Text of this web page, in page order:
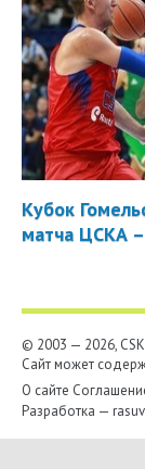
Кубок
матча ЦСКА
© 2003 — 2026,
Сайт может
О сайте
Разработка —